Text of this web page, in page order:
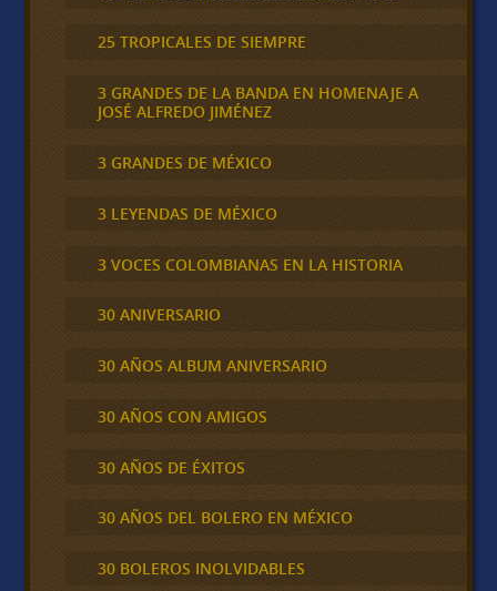
25 TROPICALES DE SIEMPRE
3 GRANDES DE LA BANDA EN HOMENAJE A
JOSÉ ALFREDO JIMÉNEZ
3 GRANDES DE MÉXICO
3 LEYENDAS DE MÉXICO
3 VOCES COLOMBIANAS EN LA HISTORIA
30 ANIVERSARIO
30 AÑOS ALBUM ANIVERSARIO
30 AÑOS CON AMIGOS
30 AÑOS DE ÉXITOS
30 AÑOS DEL BOLERO EN MÉXICO
30 BOLEROS INOLVIDABLES